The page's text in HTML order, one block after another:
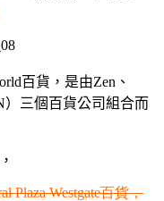
百貨，是由Zen、
）三個百貨公司組合而
Plaza Westgate百貨，